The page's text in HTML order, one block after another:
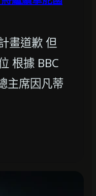
畫道歉 但
根據 BBC
主席因凡蒂